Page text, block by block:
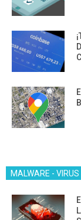
MALWARE - VIRUS